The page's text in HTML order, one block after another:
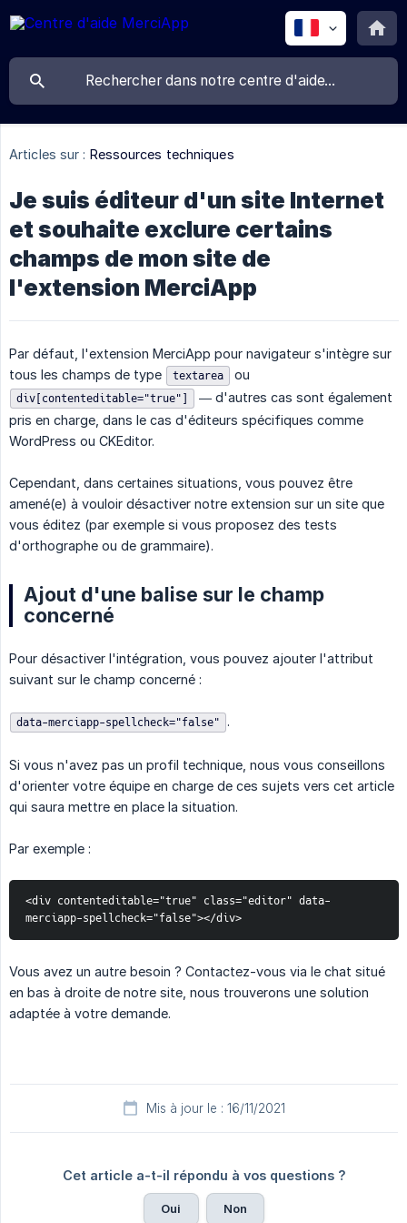
Articles sur : Ressources techniques
Je suis éditeur d'un site Internet
et souhaite exclure certains
champs de mon site de
l'extension MerciApp
Par défaut, l'extension MerciApp pour navigateur s'intègre sur
tous les champs de type
textarea ou
div[contenteditable="true"]
— d'autres cas sont également
pris en charge, dans le cas d'éditeurs spécifiques comme
WordPress ou CKEditor.
Cependant, dans certaines situations, vous pouvez être
amené(e) à vouloir désactiver notre extension sur un site que
vous éditez (par exemple si vous proposez des tests
d'orthographe ou de grammaire).
Ajout d'une balise sur le champ
concerné
Pour désactiver l'intégration, vous pouvez ajouter l'attribut
suivant sur le champ concerné :
data-merciapp-spellcheck="false" .
Si vous n'avez pas un profil technique, nous vous conseillons
d'orienter votre équipe en charge de ces sujets vers cet article
qui saura mettre en place la situation.
Par exemple :
<div contenteditable="true" class="editor" data-
merciapp-spellcheck="false"></div>
Vous avez un autre besoin ? Contactez-vous via le chat situé
en bas à droite de notre site, nous trouverons une solution
adaptée à votre demande.
Mis à jour le : 16/11/2021
Cet article a-t-il répondu à vos questions ?
Oui Non